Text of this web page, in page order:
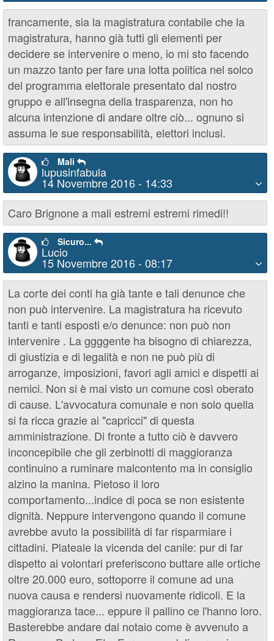
francamente, sia la magistratura contabile che la
magistratura, hanno già tutti gli elementi per
decidere se intervenire o meno, io mi sto facendo
un mazzo tanto per fare una lotta politica nel solco
del programma elettorale presentato dal nostro
gruppo e all'insegna della trasparenza, non ho
alcuna intenzione di andare oltre ciò... ognuno si
assuma le sue responsabilità, elettori inclusi.
Mali
lupusinfabula
14 Novembre 2016 - 14:33
Caro Brignone a mali estremi estremi rimedi!!
Sicuro...
Lucio
15 Novembre 2016 - 08:17
La corte dei conti ha già tante e tali denunce che
non può intervenire. La magistratura ha ricevuto
tanti e tanti esposti e/o denunce: non può non
intervenire . La ggggente ha bisogno di chiarezza,
di giustizia e di legalità e non ne può più di
arroganze, imposizioni, favori agli amici e dispetti ai
nemici. Non si è mai visto un comune così oberato
di cause. L'avvocatura comunale e non solo quella
si fa ricca grazie ai "capricci" di questa
amministrazione. Di fronte a tutto ciò è davvero
inconcepibile che gli zerbinotti di maggioranza
continuino a ruminare malcontento ma in consiglio
alzino la manina. Pietoso il loro
comportamento...indice di poca se non esistente
dignità. Neppure intervengono quando il comune
avrebbe avuto la possibilità di far risparmiare i
cittadini. Plateale la vicenda del canile: pur di far
dispetto ai volontari preferiscono buttare alle ortiche
oltre 20.000 euro, sottoporre il comune ad una
nuova causa e rendersi nuovamente ridicoli. E la
maggioranza tace... eppure il pallino ce l'hanno loro.
Basterebbe andare dal notaio come è avvenuto a